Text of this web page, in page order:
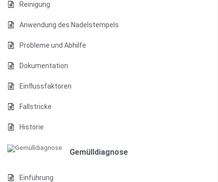
Reinigung
Anwendung des Nadelstempels
Probleme und Abhilfe
Dokumentation
Einflussfaktoren
Fallstricke
Historie
Gemülldiagnose
Einführung